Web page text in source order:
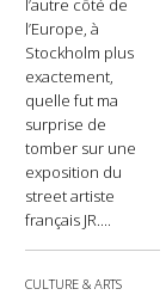
l’autre côté de
l’Europe, à
Stockholm plus
exactement,
quelle fut ma
surprise de
tomber sur une
exposition du
street artiste
français JR....
CULTURE & ARTS